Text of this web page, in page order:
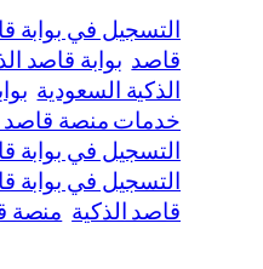
التسجيل في بوابة
قاصد بوابة قاصد
الذكية السعودية
خدمات منصة قاصد
التسجيل في بوابة
التسجيل في بوابة
قاصد الذكية منصة